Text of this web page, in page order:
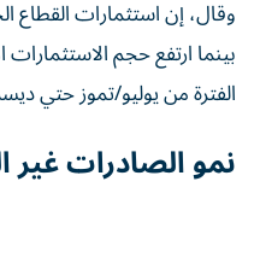
الفترة من يوليو/تموز حتي
نمو الصادرات غير